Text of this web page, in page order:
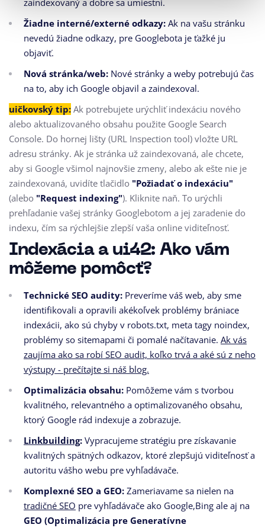
zaindexovaný a dobre sa umiestni.
Žiadne interné/externé odkazy: Ak na vašu stránku
nevedú žiadne odkazy, pre Googlebota je ťažké ju
objaviť.
Nová stránka/web: Nové stránky a weby potrebujú čas
na to, aby ich Google objavil a zaindexoval.
uičkovský tip: Ak potrebujete urýchliť indexáciu nového
alebo aktualizovaného obsahu použite Google Search
Console. Do hornej lišty (URL Inspection tool) vložte URL
adresu stránky. Ak je stránka už zaindexovaná, ale chcete,
aby si Google všimol najnovšie zmeny, alebo ak ešte nie je
zaindexovaná, uvidíte tlačidlo "Požiadať o indexáciu"
(alebo "Request indexing"). Kliknite naň. To urýchli
prehľadanie vašej stránky Googlebotom a jej zaradenie do
indexu, čím sa rýchlejšie zlepší vaša online viditeľnosť.
Indexácia a ui42: Ako vám
môžeme pomôcť?
Technické SEO audity: Preveríme váš web, aby sme
identifikovali a opravili akékoľvek problémy brániace
indexácii, ako sú chyby v robots.txt, meta tagy noindex,
problémy so sitemapami či pomalé načítavanie. Ak vás
zaujíma ako sa robí SEO audit, koľko trvá a aké sú z neho
výstupy - prečítajte si náš blog.
Optimalizácia obsahu: Pomôžeme vám s tvorbou
kvalitného, relevantného a optimalizovaného obsahu,
ktorý Google rád indexuje a zobrazuje.
Linkbuilding: Vypracujeme stratégiu pre získavanie
kvalitných spätných odkazov, ktoré zlepšujú viditeľnosť a
autoritu vášho webu pre vyhľadávače.
Komplexné SEO a GEO: Zameriavame sa nielen na
tradičné SEO pre vyhľadávače ako Google,Bing ale aj na
GEO (Optimalizácia pre Generatívne